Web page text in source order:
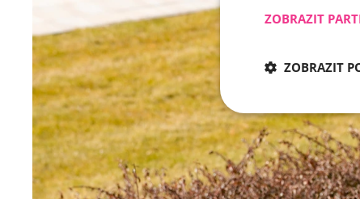
ZOBRAZIT
ZOBRAZIT
Nezbytně